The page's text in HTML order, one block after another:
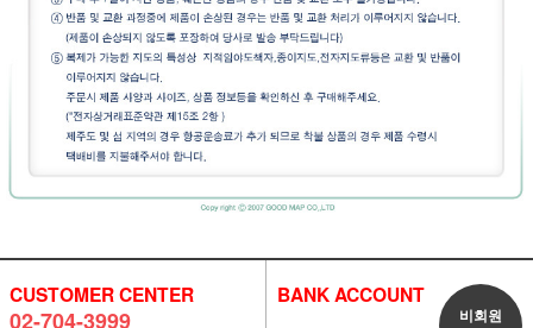
CUSTOMER CENTER
02-704-3999
BANK ACCOUNT
비회원